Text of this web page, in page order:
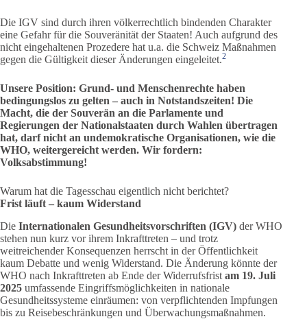
Die IGV sind durch ihren völkerrechtlich bindenden Charakter
eine Gefahr für die Souveränität der Staaten! Auch aufgrund des
nicht eingehaltenen Prozedere hat u.a. die Schweiz Maßnahmen
gegen die Gültigkeit dieser Änderungen eingeleitet.2
Unsere Position: Grund- und Menschenrechte haben
bedingungslos zu gelten – auch in Notstandszeiten! Die
Macht, die der Souverän an die Parlamente und
Regierungen der Nationalstaaten durch Wahlen übertragen
hat, darf nicht an undemokratische Organisationen, wie die
WHO, weitergereicht werden. Wir fordern:
Volksabstimmung!
Warum hat die Tagesschau eigentlich nicht berichtet?
Frist läuft – kaum Widerstand
Die Internationalen Gesundheitsvorschriften (IGV) der WHO
stehen nun kurz vor ihrem Inkrafttreten – und trotz
weitreichender Konsequenzen herrscht in der Öffentlichkeit
kaum Debatte und wenig Widerstand. Die Änderung könnte der
WHO nach Inkrafttreten ab Ende der Widerrufsfrist am 19. Juli
2025 umfassende Eingriffsmöglichkeiten in nationale
Gesundheitssysteme einräumen: von verpflichtenden Impfungen
bis zu Reisebeschränkungen und Überwachungsmaßnahmen.